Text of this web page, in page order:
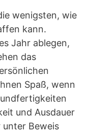
wenigsten, wie
kann.
Jahr ablegen,
das
Spaß, wenn
und Ausdauer
Beweis